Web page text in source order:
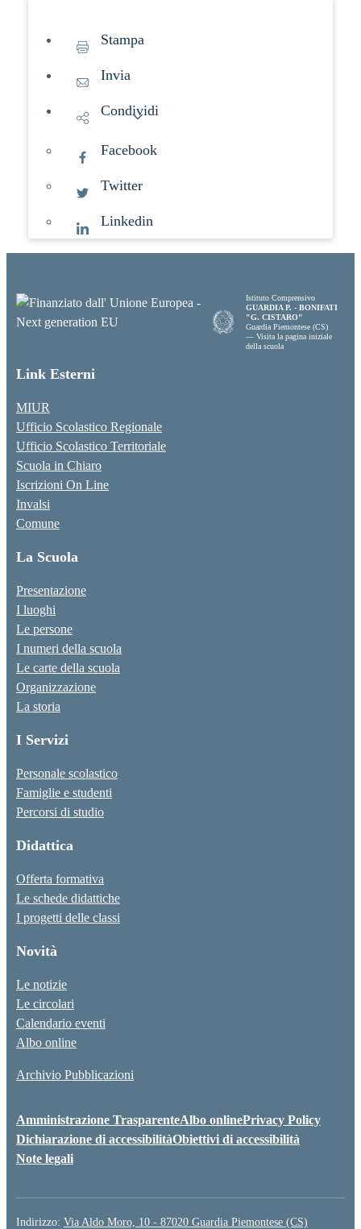
Stampa
Invia
Condividi
Facebook
Twitter
Linkedin
Istituto Comprensivo
GUARDIA P. - BONIFATI
"G. CISTARO"
Guardia Piemontese (CS)
— Visita la pagina iniziale
della scuola
Link Esterni
MIUR
Ufficio Scolastico Regionale
Ufficio Scolastico Territoriale
Scuola in Chiaro
Iscrizioni On Line
Invalsi
Comune
La Scuola
Presentazione
I luoghi
Le persone
I numeri della scuola
Le carte della scuola
Organizzazione
La storia
I Servizi
Personale scolastico
Famiglie e studenti
Percorsi di studio
Didattica
Offerta formativa
Le schede didattiche
I progetti delle classi
Novità
Le notizie
Le circolari
Calendario eventi
Albo online
Archivio Pubblicazioni
Amministrazione TrasparenteAlbo onlinePrivacy Policy
Dichiarazione di accessibilitàObiettivi di accessibilità
Note legali
Indirizzo: Via Aldo Moro, 10 - 87020 Guardia Piemontese (CS)